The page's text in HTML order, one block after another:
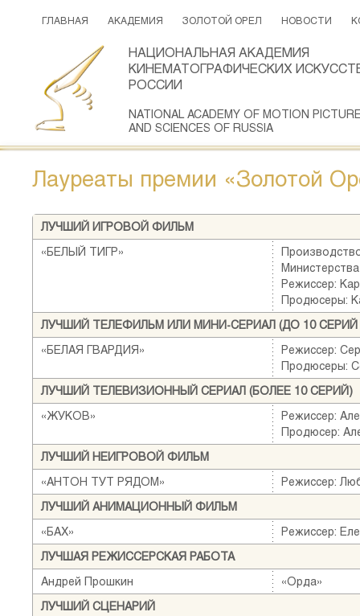
ГЛАВНАЯ АКАДЕМИЯ ЗОЛОТОЙ ОРЕЛ НОВОСТИ
НАЦИОНАЛЬНАЯ АКАДЕМИЯ
КИНЕМАТОГРАФИЧЕСКИХ
РОССИИ
NATIONAL ACADEMY OF MOTION
AND SCIENCES OF RUSSIA
Лауреаты премии «Золотой
ЛУЧШИЙ ИГРОВОЙ ФИЛЬМ
«БЕЛЫЙ ТИГР»
Режиссер:
Продюсеры:
ЛУЧШИЙ ТЕЛЕФИЛЬМ ИЛИ МИНИ-СЕРИАЛ (ДО 10
«БЕЛАЯ ГВАРДИЯ»
Режиссер:
Продюсеры:
ЛУЧШИЙ ТЕЛЕВИЗИОННЫЙ СЕРИАЛ (БОЛЕЕ 10 СЕРИЙ)
«ЖУКОВ»
Режиссер:
Продюсер:
ЛУЧШИЙ НЕИГРОВОЙ ФИЛЬМ
«АНТОН ТУТ РЯДОМ»
Режиссер:
ЛУЧШИЙ АНИМАЦИОННЫЙ ФИЛЬМ
«БАХ»
Режиссер:
ЛУЧШАЯ РЕЖИССЕРСКАЯ РАБОТА
Андрей Прошкин
«Орда»
ЛУЧШИЙ СЦЕНАРИЙ